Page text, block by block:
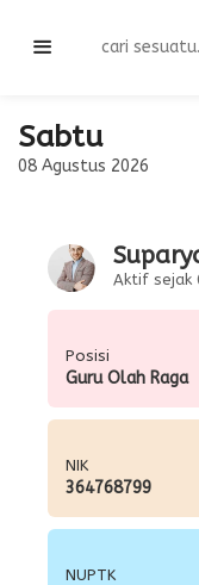
Sabtu
08 Agustus 2026
Aktif sejak
Posisi
Guru Olah Raga
NIK
364768799
NUPTK